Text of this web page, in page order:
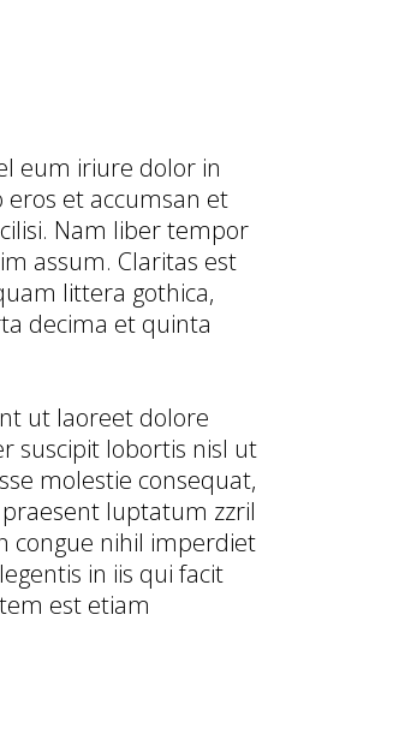
eum iriure dolor in
et accumsan et
Nam liber tempor
assum. Claritas est
littera gothica,
decima et quinta
ut laoreet dolore
suscipit lobortis nisl ut
molestie consequat,
luptatum zzril
congue nihil imperdiet
in iis qui facit
est etiam